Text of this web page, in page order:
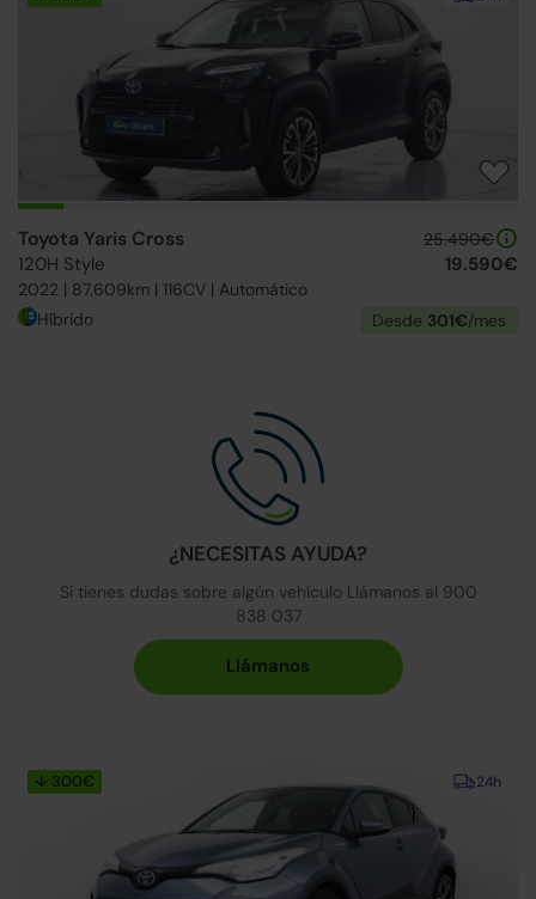
Toyota Yaris Cross
120H Style
2022 | 87.609km | 116CV | Automático
25.490€
19.590€
Híbrido Desde 301€/mes
¿NECESITAS AYUDA?
Si tienes dudas sobre algún vehículo Llámanos al 900
838 037
24h
↓ 300€